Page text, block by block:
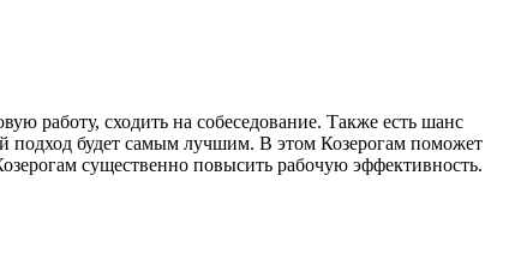
работу, сходить на собеседование. Также есть шанс
подход будет самым лучшим. В этом Козерогам поможет
существенно повысить рабочую эффективность.